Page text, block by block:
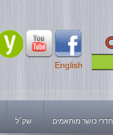
English
חדרי כושר מותאמים שק"ל